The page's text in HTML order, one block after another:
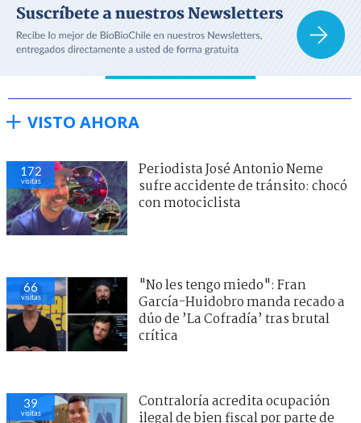
VISTO AHORA
172
visitas
Periodista José Antonio Neme
sufre accidente de tránsito: chocó
con motociclista
66
visitas
"No les tengo miedo": Fran
García-Huidobro manda recado a
dúo de ’La Cofradía’ tras brutal
crítica
39
visitas
Contraloría acredita ocupación
ilegal de bien fiscal por parte de